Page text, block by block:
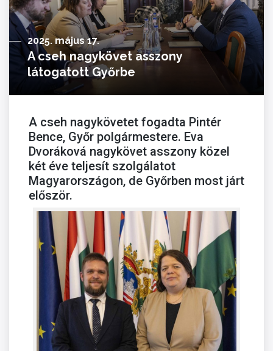
2025. május 17.
A cseh nagykövet asszony
látogatott Győrbe
A cseh nagykövetet fogadta Pintér
Bence, Győr polgármestere. Eva
Dvoráková nagykövet asszony közel
két éve teljesít szolgálatot
Magyarországon, de Győrben most járt
először.